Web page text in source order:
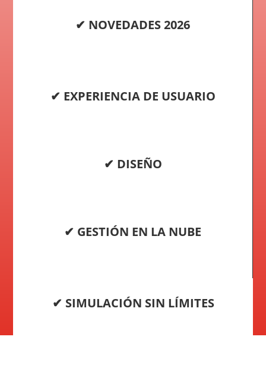
✔ NOVEDADES 2026
✔ EXPERIENCIA DE USUARIO
✔ DISEÑO
✔ GESTIÓN EN LA NUBE
✔ SIMULACIÓN SIN LÍMITES